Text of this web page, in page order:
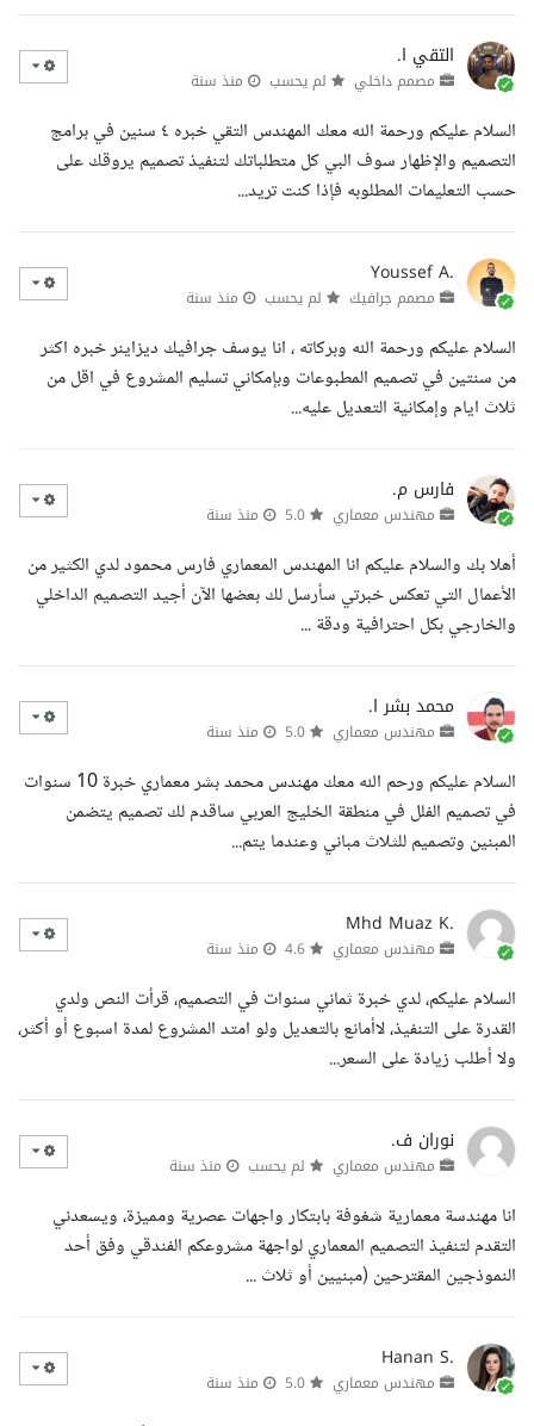
التقي ا.
مصمم داخلي لم يحسب منذ سنة
السلام عليكم ورحمة الله معك المهندس التقي خبره ٤ سنين في برامج
التصميم والإظهار سوف البي كل متطلباتك لتنفيذ تصميم يروقك على
حسب التعليمات المطلوبه فإذا كنت تريد...
Youssef A.
مصمم جرافيك لم يحسب منذ سنة
السلام عليكم ورحمة الله وبركاته ، انا يوسف جرافيك ديزاينر خبره اكثر
من سنتين في تصميم المطبوعات وبإمكاني تسليم المشروع في اقل من
ثلاث ايام وإمكانية التعديل عليه...
فارس م.
مهندس معماري منذ سنة
أهلا بك والسلام عليكم انا المهندس المعماري فارس محمود لدي الكثير من
الأعمال التي تعكس خبرتي سأرسل لك بعضها الآن أجيد التصميم الداخلي
والخارجي بكل احترافية ودقة ...
محمد بشر ا.
مهندس معماري منذ سنة
السلام عليكم ورحم الله معك مهندس محمد بشر معماري خبرة 10 سنوات
في تصميم الفلل في منطقة الخليج العربي ساقدم لك تصميم يتضمن
المبنين وتصميم للثلاث مباني وعندما يتم...
Mhd Muaz K.
مهندس معماري منذ سنة
السلام عليكم، لدي خبرة ثماني سنوات في التصميم، قرأت النص ولدي
القدرة على التنفيذ، لاأمانع بالتعديل ولو امتد المشروع لمدة اسبوع أو أكثر،
ولا أطلب زيادة على السعر...
نوران ف.
مهندس معماري لم يحسب منذ سنة
انا مهندسة معمارية شغوفة بابتكار واجهات عصرية ومميزة، ويسعدني
التقدم لتنفيذ التصميم المعماري لواجهة مشروعكم الفندقي وفق أحد
النموذجين المقترحين (مبنيين أو ثلاث ...
Hanan S.
مهندس معماري منذ سنة